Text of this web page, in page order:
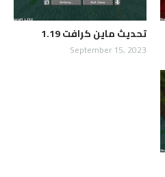
تحديث ماين كرافت 1.19
September 15, 2023